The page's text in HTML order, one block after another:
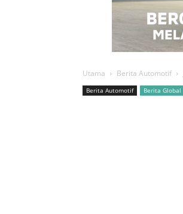
Utama Berita Automotif
Berita Automotif Berita Global